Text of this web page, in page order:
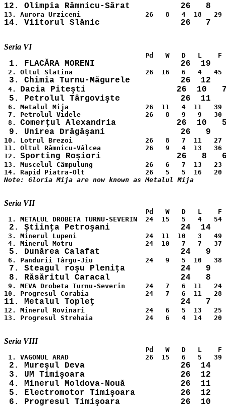
4. Dacia Piteşti                  26  10
6. Metalul Mija                   26  11   4  11   39
7. Petrolul Videle                26   8   9   9   30
8. Comerţul Alexandria            26  10
10. Lotrul Brezoi                  26   8   7  11   27
11. Oltul Râmnicu-Vâlcea           26   9   4  13   36
12.
13. Muscelul Câmpulung             26   6   7  13   23
Pd   W   D   L    F
3. Minerul Lupeni                 24  11  10   3   49
7. Steagul roşu Pleniţa           24   9
9. MEVA Drobeta Turnu-Severin     24   7   6  11
12. Minerul Rovinari               24   6   5  13   25
13. Progresul Strehaia             24   6   4  14   20
Pd   W   D   L    F
2. Mureşul Deva                   26  14
3. UM Timişoara                   26  12
4. Minerul Moldova-Nouă           26  11
5. Electromotor Timişoara         26
6. Progresul Timişoara            26  10